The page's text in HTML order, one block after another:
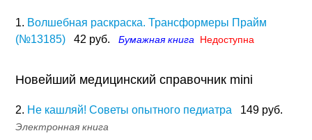
1. Волшебная раскраска. Трансформеры Прайм
(№13185)
42 руб. Бумажная книга Недоступна
Новейший медицинский справочник mini
2. Не кашляй! Советы опытного педиатра 149 руб.
Электронная книга